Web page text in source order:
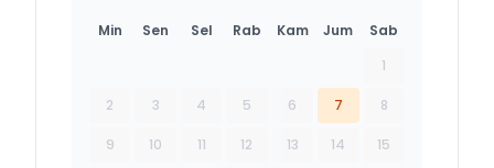
Min Sen Sel Rab Kam Jum
Sab
1
2 3 4 5 6 7 8
9 10 11 12 13 14 15